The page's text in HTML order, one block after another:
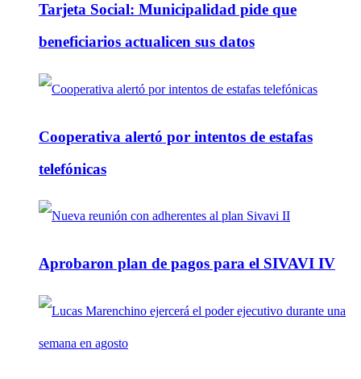
Tarjeta Social: Municipalidad pide que
beneficiarios actualicen sus datos
Cooperativa alertó por intentos de estafas
telefónicas
Aprobaron plan de pagos para el SIVAVI IV